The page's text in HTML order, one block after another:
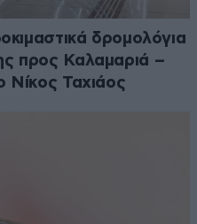
δρομολόγια
προς Καλαμαριά –
Νίκος Ταχιάος